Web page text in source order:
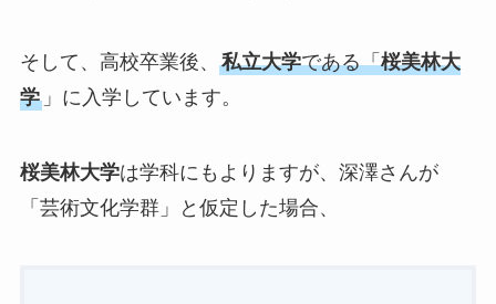
そして、高校卒業後、 私立大学である「桜美林大
学」に入学しています。
桜美林大学は学科にもよりますが、深澤さんが
「芸術文化学群」と仮定した場合、